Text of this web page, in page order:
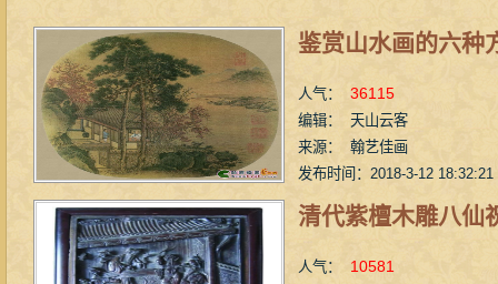
鉴赏山水画的六种
人气： 36115
编辑： 天山云客
来源： 翰艺佳画
发布时间：2018-3-12 18:32:21
清代紫檀木雕八仙
人气： 10581